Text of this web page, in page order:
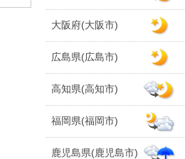
大阪府(大阪市)
広島県(広島市)
高知県(高知市)
福岡県(福岡市)
鹿児島県(鹿児島市)